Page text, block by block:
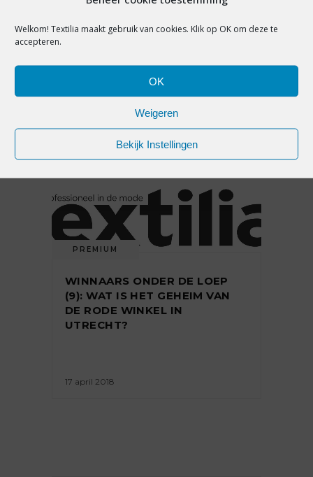
Welkom! Textilia maakt gebruik van cookies. Klik op OK om deze te
accepteren.
OK
Weigeren
Bekijk Instellingen
ER ZOVEEL GAANDE IS IN DE
PREMIUM
WINNAARS ONDER DE LOEP
(9): WAT IS HET GEHEIM VAN
DE RODE WINKEL IN
UTRECHT?
17 april 2018